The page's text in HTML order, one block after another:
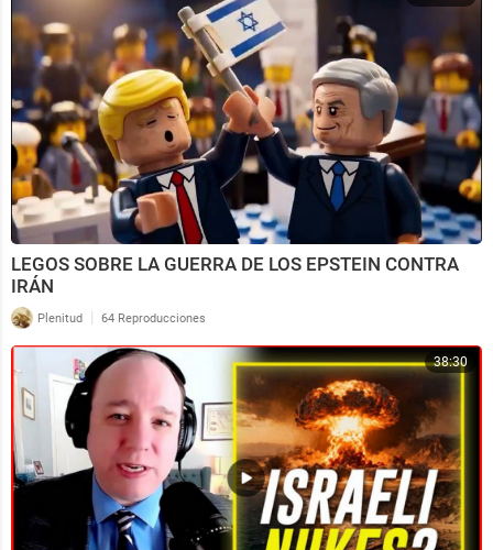
LEGOS SOBRE LA GUERRA DE LOS EPSTEIN CONTRA
IRÁN
Plenitud | 64 Reproducciones
38:30